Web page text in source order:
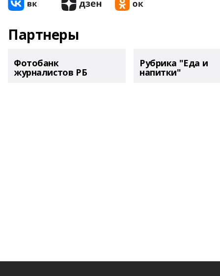
Партнеры
Фотобанк
журналистов РБ
Рубрика "Еда и
напитки"